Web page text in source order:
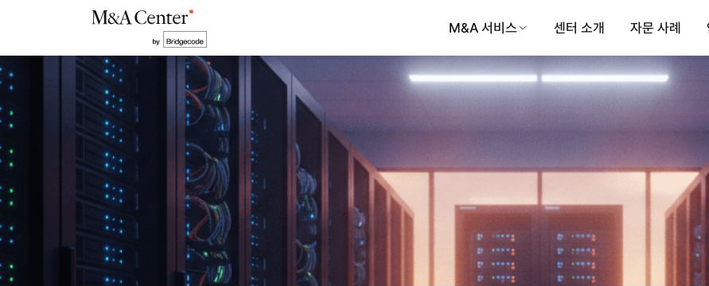
M&A 서비스 센터 소개 자문 사례